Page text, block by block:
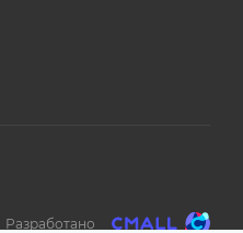
Разработано